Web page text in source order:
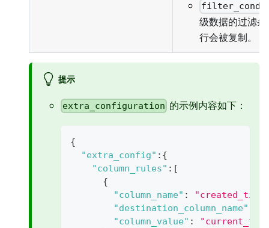
级数据的过滤
行会被复制。
提示
extra_configuration 的示例内容如下：
{
"extra_config" : {
"column_rules" : [
{
"column_name" :
"destination_column_name"
"column_value" :